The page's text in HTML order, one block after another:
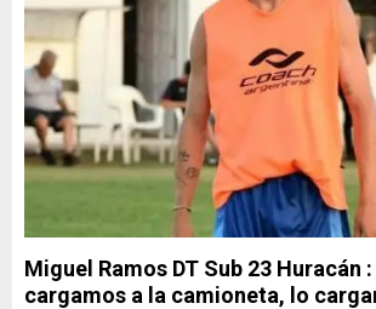
Miguel Ramos DT Sub 23 Huracán
cargamos a la camioneta, lo